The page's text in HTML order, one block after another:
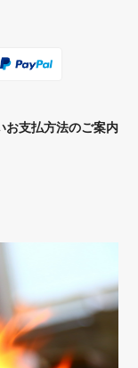
お支払方法のご案内